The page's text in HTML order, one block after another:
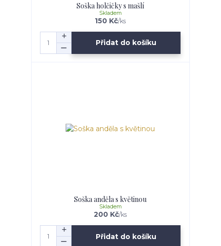
Soška holčičky s mašlí
150 Kč/ks
Skladem
Přidat do košíku
Soška anděla s květinou
200 Kč/ks
Skladem
Přidat do košíku